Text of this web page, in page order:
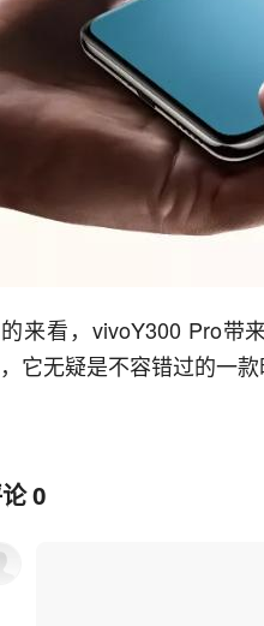
来看，vivoY300 Pro带
它无疑是不容错过的一款
0